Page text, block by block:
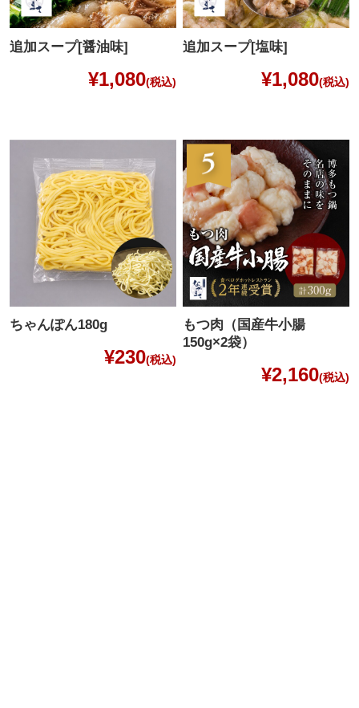
追加スープ[醤油味]
¥1,080(税込)
追加スープ[塩味]
¥1,080(税込)
ちゃんぽん180g
¥230(税込)
もつ肉（国産牛小腸
150g×2袋）
¥2,160(税込)